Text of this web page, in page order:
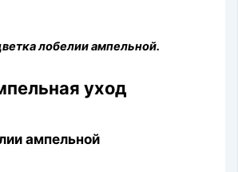
лобелии ампельной.
уход
ампельной